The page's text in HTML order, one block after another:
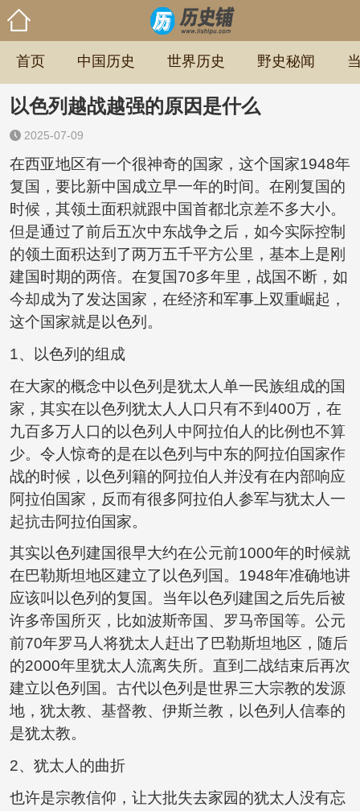
首页 中国历史 世界历史 野史秘闻
以色列越战越强的原因是什么
2025-07-09
在西亚地区有一个很神奇的国家，这个国家1948年
复国，要比新中国成立早一年的时间。在刚复国的
时候，其领土面积就跟中国首都北京差不多大小。
但是通过了前后五次中东战争之后，如今实际控制
的领土面积达到了两万五千平方公里，基本上是刚
建国时期的两倍。在复国70多年里，战国不断，如
今却成为了发达国家，在经济和军事上双重崛起，
这个国家就是以色列。
1、以色列的组成
在大家的概念中以色列是犹太人单一民族组成的国
家，其实在以色列犹太人人口只有不到400万，在
九百多万人口的以色列人中阿拉伯人的比例也不算
少。令人惊奇的是在以色列与中东的阿拉伯国家作
战的时候，以色列籍的阿拉伯人并没有在内部响应
阿拉伯国家，反而有很多阿拉伯人参军与犹太人一
起抗击阿拉伯国家。
其实以色列建国很早大约在公元前1000年的时候就
在巴勒斯坦地区建立了以色列国。1948年准确地讲
应该叫以色列的复国。当年以色列建国之后先后被
许多帝国所灭，比如波斯帝国、罗马帝国等。公元
前70年罗马人将犹太人赶出了巴勒斯坦地区，随后
的2000年里犹太人流离失所。直到二战结束后再次
建立以色列国。古代以色列是世界三大宗教的发源
地，犹太教、基督教、伊斯兰教，以色列人信奉的
是犹太教。
2、犹太人的曲折
也许是宗教信仰，让大批失去家园的犹太人没有忘